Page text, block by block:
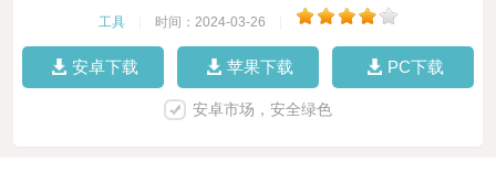
工具 时间：2024-03-26
安卓下载 苹果下载 PC下载
安卓市场，安全绿色